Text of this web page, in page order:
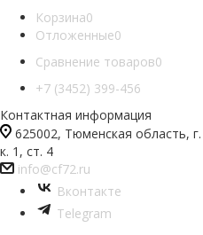
Корзина0
Отложенные0
Сравнение товаров0
+7 (3452) 399-456
Контактная информация
625002, Тюменская область,
к. 1, ст. 4
info@cf72.ru
Вконтакте
Telegram